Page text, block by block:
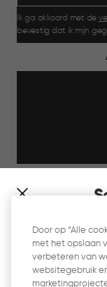
which
Ik ga akkoord met de
bevestig dat ik mijn
Website
Privacyverklaring
Door op “Alle
met het opslaan
verbeteren van
websitegebruik